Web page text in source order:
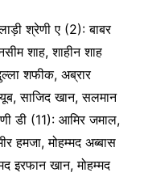
श्रेणी ए (2): बाबर
शाह, शाहीन शाह
शफीक, अब्रार
साजिद खान, सलमान
डी (11): आमिर जमाल,
हमजा, मोहम्मद अब्बास
इरफान खान, मोहम्मद